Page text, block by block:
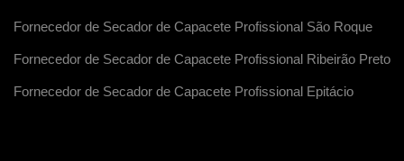
Fornecedor de Secador de Capacete Profissional São Roque
Fornecedor de Secador de Capacete Profissional Ribeirão Preto
Fornecedor de Secador de Capacete Profissional Epitácio